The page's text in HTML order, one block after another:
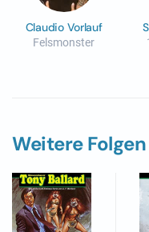
Claudio Vorlauf
Felsmonster
Weitere Folgen